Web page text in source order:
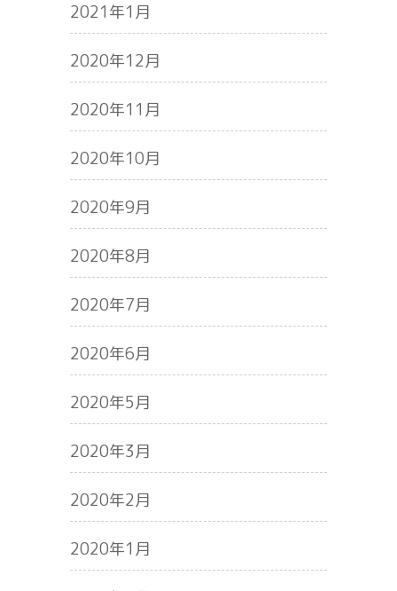
2021年1月
2020年12月
2020年11月
2020年10月
2020年9月
2020年8月
2020年7月
2020年6月
2020年5月
2020年3月
2020年2月
2020年1月